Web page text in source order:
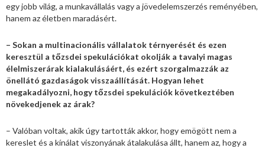
egy jobb világ, a munkavállalás vagy a jövedelemszerzés reményében,
hanem az életben maradásért.
– Sokan a multinacionális vállalatok térnyerését és ezen
keresztül a tőzsdei spekulációkat okolják a tavalyi magas
élelmiszerárak kialakulásáért, és ezért szorgalmazzák az
önellátó gazdaságok visszaállítását. Hogyan lehet
megakadályozni, hogy tőzsdei spekulációk következtében
növekedjenek az árak?
– Valóban voltak, akik úgy tartották akkor, hogy emögött nem a
kereslet és a kínálat viszonyának átalakulása állt, hanem az, hogy a